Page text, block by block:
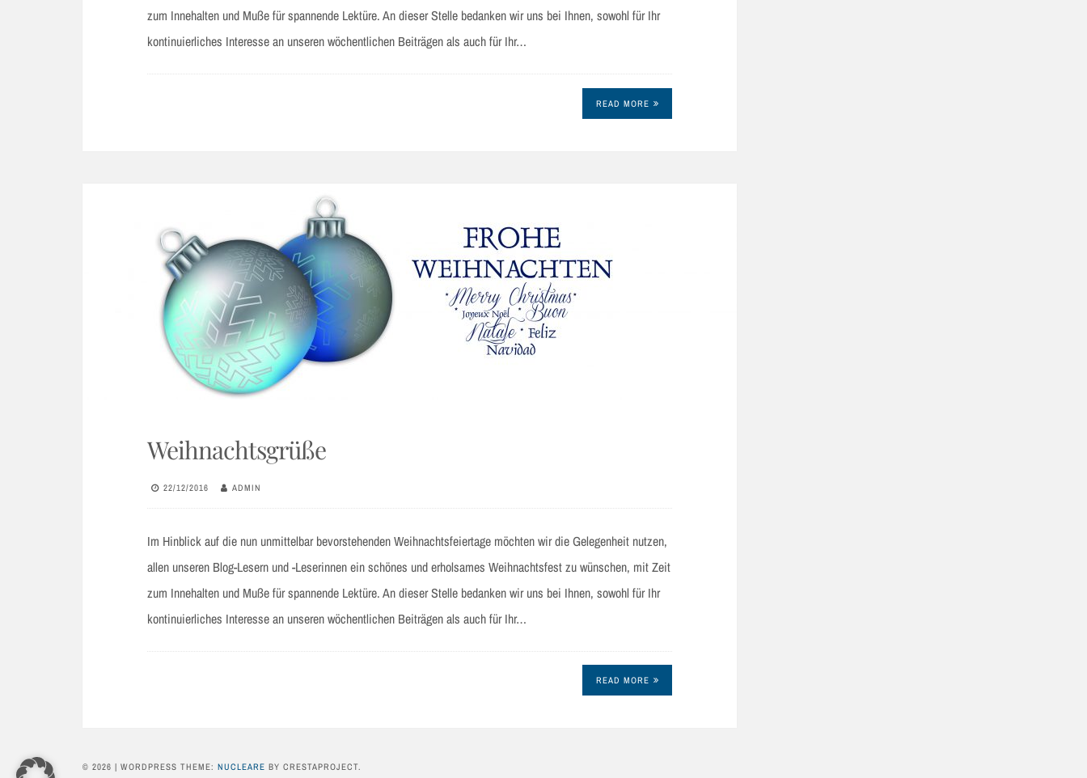
zum Innehalten und Muße für spannende Lektüre. An dieser Stelle bedanken wir uns bei Ihnen, sowohl für Ihr
kontinuierliches Interesse an unseren wöchentlichen Beiträgen als auch für Ihr…
READ MORE
Weihnachtsgrüße
22/12/2016 ADMIN
Im Hinblick auf die nun unmittelbar bevorstehenden Weihnachtsfeiertage möchten wir die Gelegenheit nutzen,
allen unseren Blog-Lesern und -Leserinnen ein schönes und erholsames Weihnachtsfest zu wünschen, mit Zeit
zum Innehalten und Muße für spannende Lektüre. An dieser Stelle bedanken wir uns bei Ihnen, sowohl für Ihr
kontinuierliches Interesse an unseren wöchentlichen Beiträgen als auch für Ihr…
READ MORE
© 2026 | WORDPRESS THEME: NUCLEARE BY CRESTAPROJECT.